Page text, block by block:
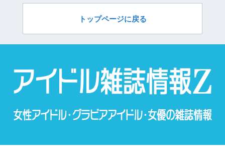
トップページに戻る